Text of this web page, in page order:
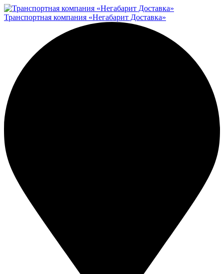
Транспортная компания «Негабарит Доставка»